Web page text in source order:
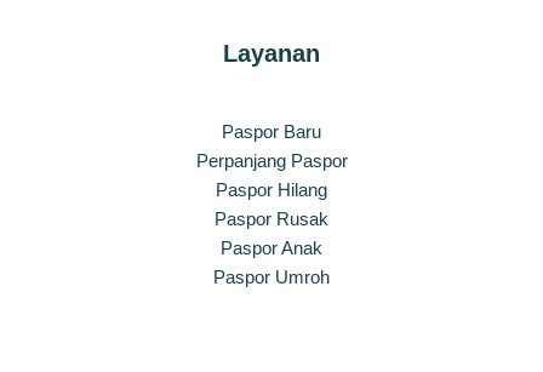
Layanan
Paspor Baru
Perpanjang Paspor
Paspor Hilang
Paspor Rusak
Paspor Anak
Paspor Umroh